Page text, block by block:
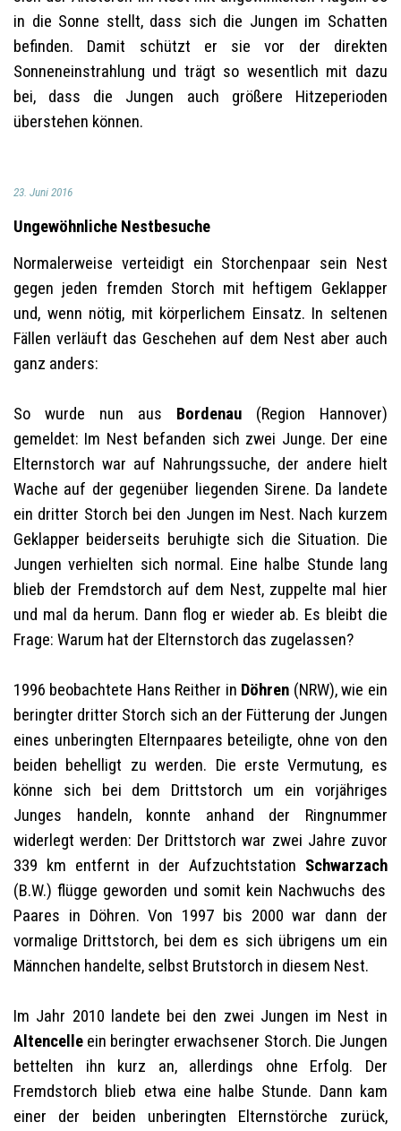
in die Sonne stellt, dass sich die Jungen im Schatten
befinden. Damit schützt er sie vor der direkten
Sonneneinstrahlung und trägt so wesentlich mit dazu
bei, dass die Jungen auch größere Hitzeperioden
überstehen können.
23. Juni 2016
Ungewöhnliche Nestbesuche
Normalerweise verteidigt ein Storchenpaar sein Nest
gegen jeden fremden Storch mit heftigem Geklapper
und, wenn nötig, mit körperlichem Einsatz. In seltenen
Fällen verläuft das Geschehen auf dem Nest aber auch
ganz anders:
So wurde nun aus Bordenau(Region Hannover)
gemeldet: Im Nest befanden sich zwei Junge. Der eine
Elternstorch war auf Nahrungssuche, der andere hielt
Wache auf der gegenüber liegenden Sirene. Da landete
ein dritter Storch bei den Jungen im Nest. Nach kurzem
Geklapper beiderseits beruhigte sich die Situation. Die
Jungen verhielten sich normal. Eine halbe Stunde lang
blieb der Fremdstorch auf dem Nest, zuppelte mal hier
und mal da herum. Dann flog er wieder ab. Es bleibt die
Frage: Warum hat der Elternstorch das zugelassen?
1996 beobachtete Hans Reither in Döhren (NRW), wie ein
beringter dritter Storch sich an der Fütterung der Jungen
eines unberingten Elternpaares beteiligte, ohne von den
beiden behelligt zu werden. Die erste Vermutung, es
könne sich bei dem Drittstorch um ein vorjähriges
Junges handeln, konnte anhand der Ringnummer
widerlegt werden: Der Drittstorch war zwei Jahre zuvor
339 km entfernt in der Aufzuchtstation Schwarzach
(B.W.) flügge geworden und somit kein Nachwuchs des
Paares in Döhren. Von 1997 bis 2000 war dann der
vormalige Drittstorch, bei dem es sich übrigens um ein
Männchen handelte, selbst Brutstorch in diesem Nest.
Im Jahr 2010 landete bei den zwei Jungen im Nest in
Altencelle ein beringter erwachsener Storch. Die Jungen
bettelten ihn kurz an, allerdings ohne Erfolg. Der
Fremdstorch blieb etwa eine halbe Stunde. Dann kam
einer der beiden unberingten Elternstörche zurück,